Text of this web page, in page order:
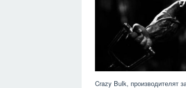
Crazy Bulk, производителят